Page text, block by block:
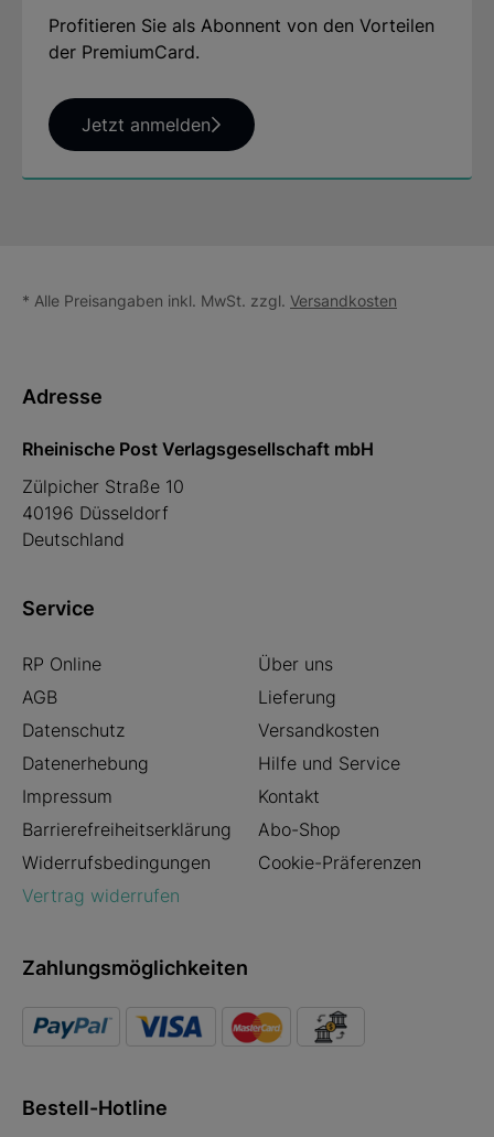
Profitieren Sie als Abonnent von den Vorteilen
der PremiumCard.
Jetzt anmelden
* Alle Preisangaben inkl. MwSt. zzgl. Versandkosten
Adresse
Rheinische Post Verlagsgesellschaft mbH
Zülpicher Straße 10
40196 Düsseldorf
Deutschland
Service
RP Online
Über uns
AGB
Lieferung
Datenschutz
Versandkosten
Datenerhebung
Hilfe und Service
Impressum
Kontakt
Barrierefreiheitserklärung
Abo-Shop
Widerrufsbedingungen
Cookie-Präferenzen
Vertrag widerrufen
Zahlungsmöglichkeiten
Bestell-Hotline